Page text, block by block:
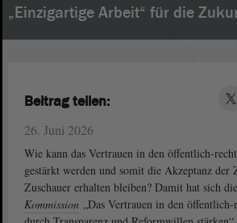
„Einzigartige Arbeit“ für die
26. Juni 2026
Wie kann das Vertrauen in den öffentlich-
gestärkt werden und somit die Akzeptanz der
Zuschauer erhalten bleiben? Damit hat sich die
Kommission „Das Vertrauen in den
Beitrag teilen: